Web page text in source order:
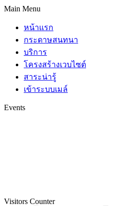
Main Menu
หน้าแรก
กระดาษสนทนา
บริการ
โครงสร้างเวบไซต์
สาระน่ารู้
เข้าระบบเมล์
Events
Visitors Counter